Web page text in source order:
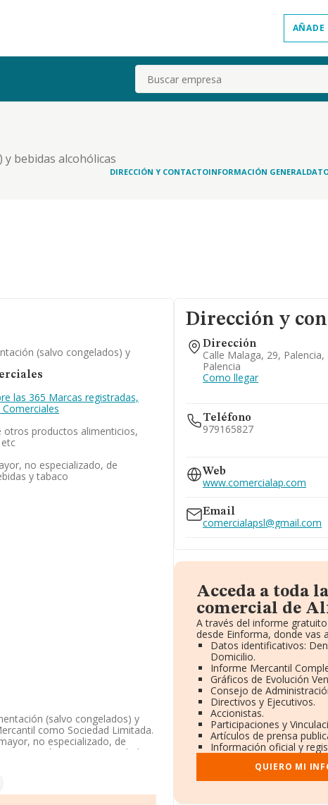
AÑADE
Buscar
bebidas alcohólicas
DIRECCIÓN Y CONTACTOINFORMACIÓN GENERAL
(salvo congelados) y
las 365 Marcas registradas,
otros productos alimenticios,
no especializado, de
y tabaco
(salvo congelados) y
como Sociedad Limitada.
no especializado, de
compañía no tiene actividad en
en INFORMA, ha
sector.
Dirección y
Dirección
Calle Malaga, 29, Palencia,
Palencia
Como llegar
Teléfono
979165827
Web
www.comercialap.com
Email
comercialapsl@gmail.com
Acceda a toda
comercial de
A través del informe
desde Einforma, donde vas
Datos identificativos:
Domicilio.
Informe Mercantil
Gráficos de Evolución
Consejo de
Directivos y Ejecutivos.
Accionistas.
Participaciones y
Artículos de prensa
Información oficial y
QUIERO MI